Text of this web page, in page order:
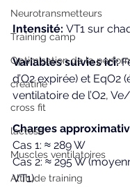
Neurotransmetteurs
Training camp
Optimisation de la
créatine
cross fit
lactose
Muscles ventilatoires
Altitude training
Intensité: VT1 sur
Variables suivies ici:
d’O2 expirée) et EqO2
ventilatoire de l’O2,
Charges
Cas 1: ≈ 289 W
Cas 2: ≈ 295 W
VT1)